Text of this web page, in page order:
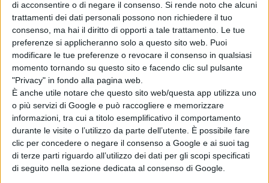
di acconsentire o di negare il consenso. Si rende noto che alcuni
trattamenti dei dati personali possono non richiedere il tuo
consenso, ma hai il diritto di opporti a tale trattamento. Le tue
preferenze si applicheranno solo a questo sito web. Puoi
modificare le tue preferenze o revocare il consenso in qualsiasi
momento tornando su questo sito e facendo clic sul pulsante
"Privacy" in fondo alla pagina web.
È anche utile notare che questo sito web/questa app utilizza uno
o più servizi di Google e può raccogliere e memorizzare
informazioni, tra cui a titolo esemplificativo il comportamento
durante le visite o l’utilizzo da parte dell’utente. È possibile fare
clic per concedere o negare il consenso a Google e ai suoi tag
di terze parti riguardo all’utilizzo dei dati per gli scopi specificati
di seguito nella sezione dedicata al consenso di Google.
Ieri il segretario di Stato Usa, Marco Rubio ha chiesto
esplicitamente a Pechino di esercitare la sua influenza
su Teheran per evitare la chiusura della cruciale via di
transito commerciale ma sono gli interessi economici a
fare la differenza. "La Cina si opporrà quasi certamente
alla chiusura, ma lo farà a modo suo", anticipa Wang
Yiwei, direttore dell'Istituto per gli Affari internazionali
dell'Università Renmin a Pechino, sottolineando che la
Cina ha bisogno di continuare ad aver accesso al